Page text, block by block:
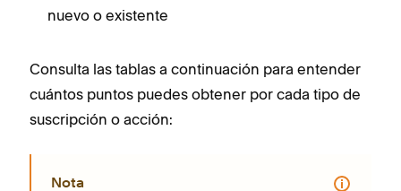
nuevo o existente
Consulta las tablas a continuación para entender
cuántos puntos puedes obtener por cada tipo de
suscripción o acción:
Nota